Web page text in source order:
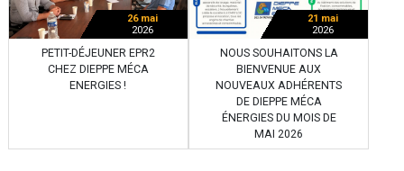
26 mai
2026
PETIT-DÉJEUNER EPR2
CHEZ DIEPPE MÉCA
ENERGIES !
21 mai
2026
NOUS SOUHAITONS LA
BIENVENUE AUX
NOUVEAUX ADHÉRENTS
DE DIEPPE MÉCA
ÉNERGIES DU MOIS DE
MAI 2026